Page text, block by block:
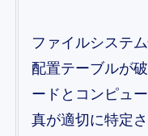
ファイルシステ
配置テーブルが
ードとコンピュ
真が適切に特定